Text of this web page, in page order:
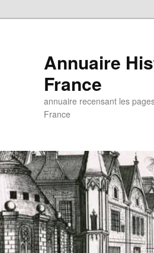
Annuaire
France
annuaire recensant les
France